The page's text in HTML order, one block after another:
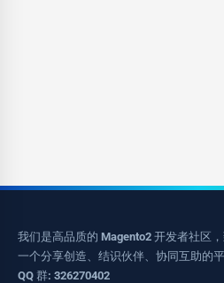
我们是高品质的 Magento2 开发者社区
一个分享创造、结识伙伴、协同互助的平
QQ 群: 326270402